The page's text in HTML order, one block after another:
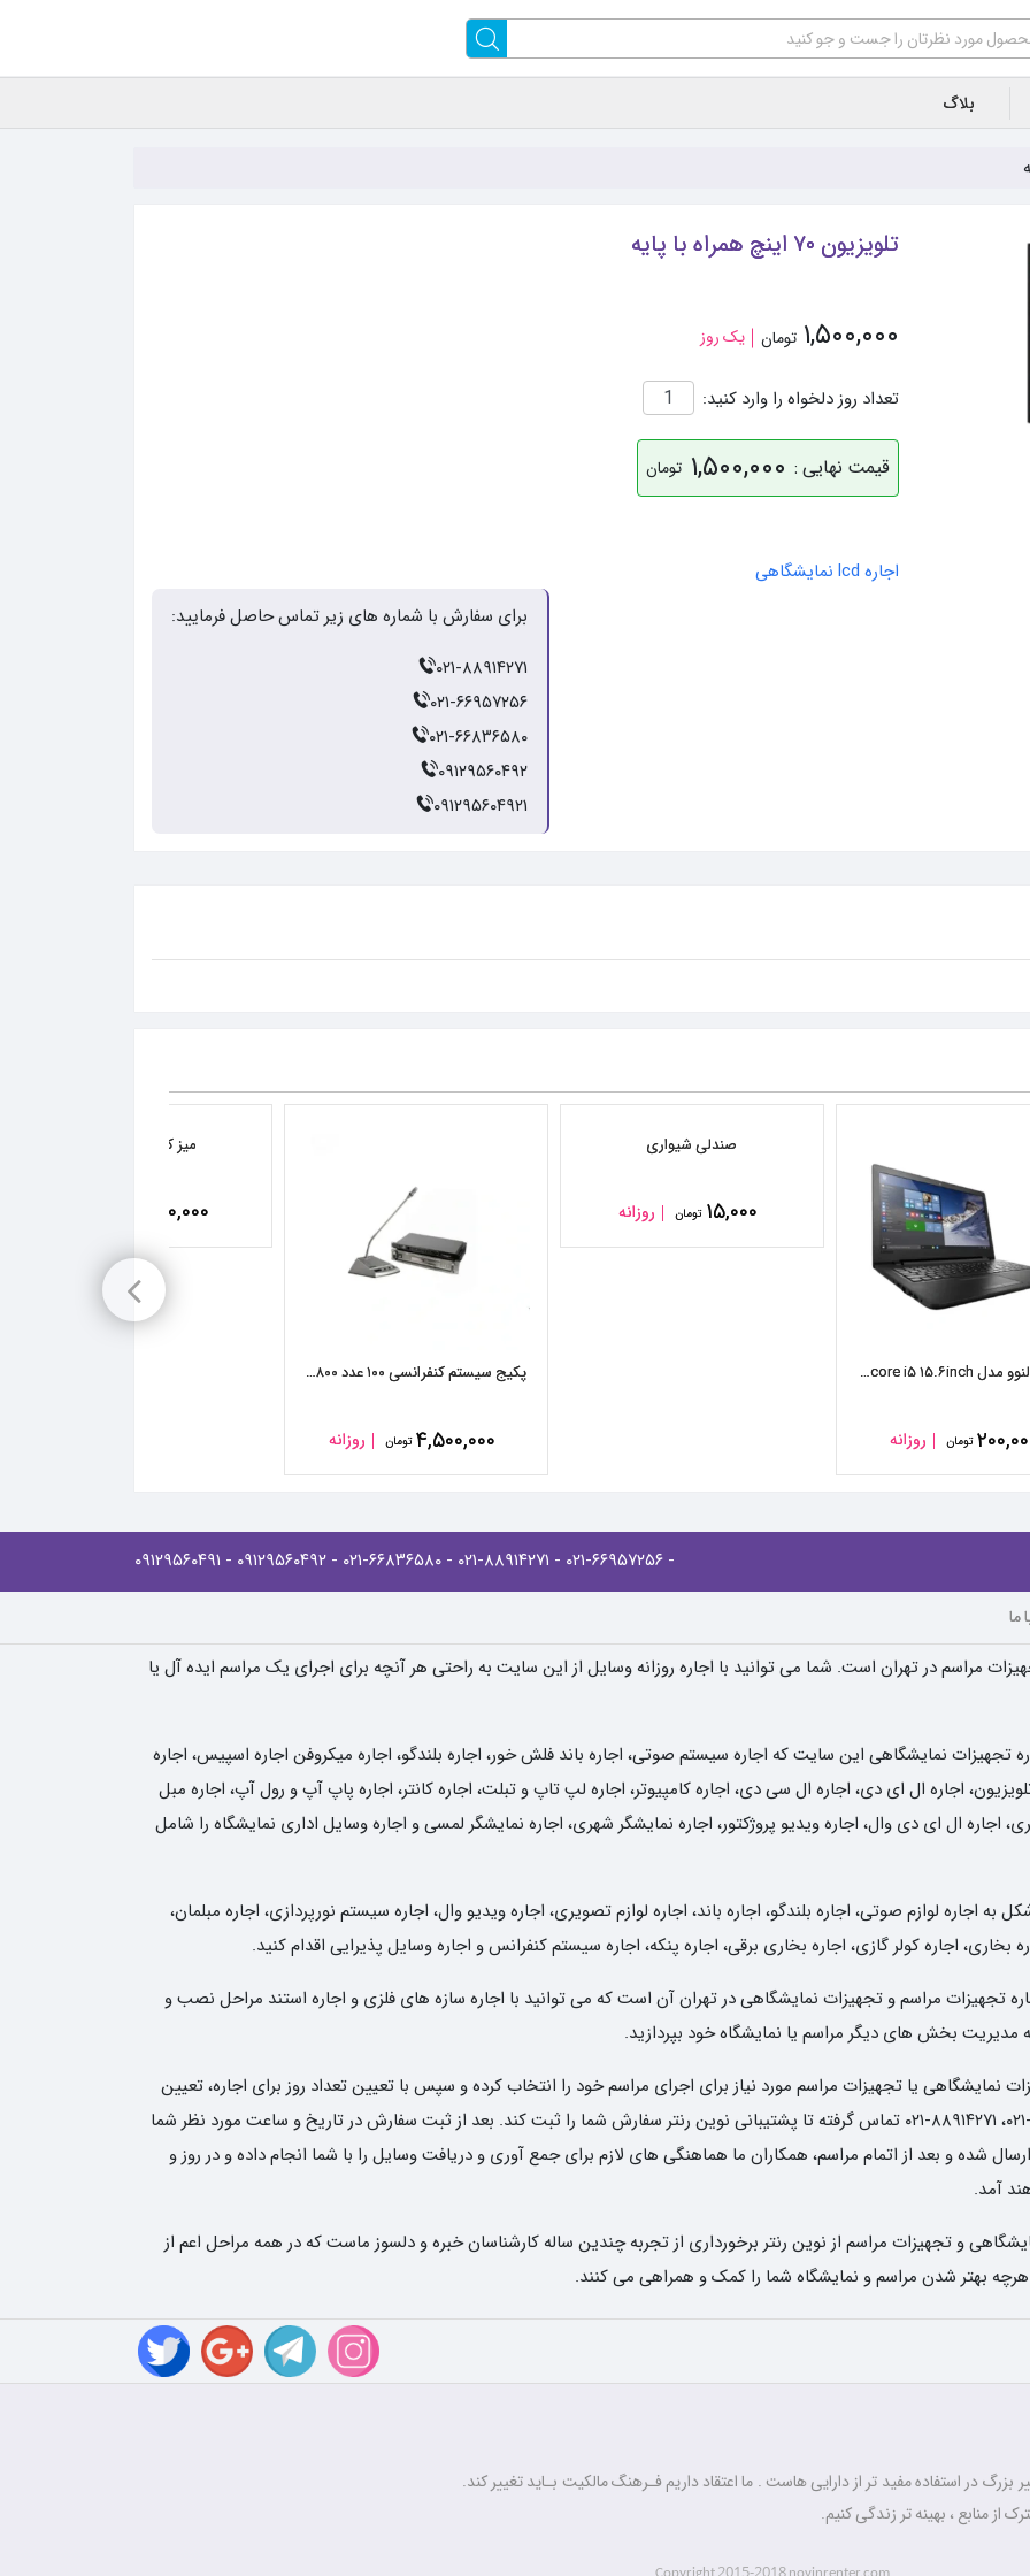
بلاگ
تلویزیون ۷۰ اینچ همراه با پایه
۱,۵۰۰,۰۰۰ تومان یک روز
تعداد روز دلخواه را وارد کنید:
قیمت نهایی : ۱,۵۰۰,۰۰۰ تومان
اجاره lcd نمایشگاهی
برای سفارش با شماره های زیر تماس حاصل فرمایید:
۰۲۱-۸۸۹۱۴۲۷۱
۰۲۱-۶۶۹۵۷۲۵۶
۰۲۱-۶۶۸۳۶۵۸۰
۰۹۱۲۹۵۶۰۴۹۲
۰۹۱۲۹۵۶۰۴۹۲۱
لپ تاپ لنوو مدل ideapad ۱۱۰ core i۵ ۱۵.۶inch
تومان روزانه
صندلی شیواری
۱۵,۰۰۰ تومان روزانه
پکیج سیستم کنفرانسی ۱۰۰ عدد haymer CDS ۸۰۰
۴,۵۰۰,۰۰۰ تومان روزانه
میز کنفرانس ۸ نفره
۱۲۰,۰۰۰
- ۰۲۱-۶۶۹۵۷۲۵۶ - ۰۲۱-۸۸۹۱۴۲۷۱ - ۰۲۱-۶۶۸۳۶۵۸۰ - ۰۹۱۲۹۵۶۰۴۹۲ - ۰۹۱۲۹۵۶۰۴۹۱
ما
مراسم در تهران است. شما می توانید با اجاره روزانه وسایل از این سایت به راحتی هر آنچه برای اجرای یک مراسم ایده آل یا
تجهیزات نمایشگاهی این سایت که اجاره سیستم صوتی، اجاره باند فلش خور، اجاره بلندگو، اجاره میکروفن اجاره اسپیس، اجاره
اجاره ال ای دی، اجاره ال سی دی، اجاره کامپیوتر، اجاره لپ تاپ و تبلت، اجاره کانتر، اجاره پاپ آپ و رول آپ، اجاره مبل
اجاره ال ای دی وال، اجاره ویدیو پروژکتور، اجاره نمایشگر شهری، اجاره نمایشگر لمسی و اجاره وسایل اداری نمایشگاه را شامل
اجاره لوازم صوتی، اجاره بلندگو، اجاره باند، اجاره لوازم تصویری، اجاره ویدیو وال، اجاره سیستم نورپردازی، اجاره مبلمان،
بخاری، اجاره کولر گازی، اجاره بخاری برقی، اجاره پنکه، اجاره سیستم کنفرانس و اجاره وسایل پذیرایی اقدام کنید.
تجهیزات مراسم و تجهیزات نمایشگاهی در تهران آن است که می توانید با اجاره سازه های فلزی و اجاره استند مراحل نصب و
مدیریت بخش های دیگر مراسم یا نمایشگاه خود بپردازید.
یا تجهیزات مراسم مورد نیاز برای اجرای مراسم خود را انتخاب کرده و سپس با تعیین تعداد روز برای اجاره، تعیین
تاریخ و ساعت دریافت وسایل، با شماره های ۶۶۸۳۶۵۸۰-۰۲۱، ۸۸۹۱۴۲۷۱-۰۲۱ تماس گرفته تا پشتیبانی نوین رنتر سفارش شما را ثبت کند. بعد از ثبت سفارش در تاریخ و ساعت مورد نظر شما
شده و بعد از اتمام مراسم، همکاران ما هماهنگی های لازم برای جمع آوری و دریافت وسایل را با شما انجام داده و در روز و
آمد.
و تجهیزات مراسم از نوین رنتر برخورداری از تجربه چندین ساله کارشناسان خبره و دلسوز ماست که در همه مراحل اعم از
بهتر شدن مراسم و نمایشگاه شما را کمک و همراهی می کنند.
در استفاده مفید تر از دارایی هاست . ما اعتقاد داریم فـرهنگ مالکیت بـاید تغییر کند.
از منابع ، بهینه تر زندگی کنیم.
Copyright 2015-2018 novinrenter.com